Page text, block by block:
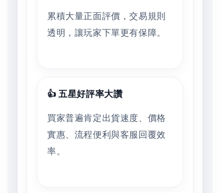
累積大量正面評價，交易規則
透明，讓玩家下單更有保障。
👍 五星好評率大讚
買家普遍肯定出貨速度、價格
實惠、流程便利與客服回覆效
率。